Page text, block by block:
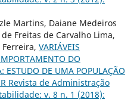
Martins, Daiane Medeiros
Freitas de Carvalho Lima,
VARIÁVEIS
DO
ESTUDO DE UMA POPULAÇÃO
Revista de Administração
v. 8 n. 1 (2018):